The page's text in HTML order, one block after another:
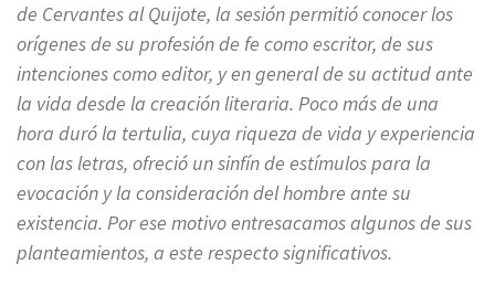
de Cervantes al Quijote, la sesión permitió conocer los
orígenes de su profesión de fe como escritor, de sus
intenciones como editor, y en general de su actitud ante
la vida desde la creación literaria. Poco más de una
hora duró la tertulia, cuya riqueza de vida y experiencia
con las letras, ofreció un sinfín de estímulos para la
evocación y la consideración del hombre ante su
existencia. Por ese motivo entresacamos algunos de sus
planteamientos, a este respecto significativos.